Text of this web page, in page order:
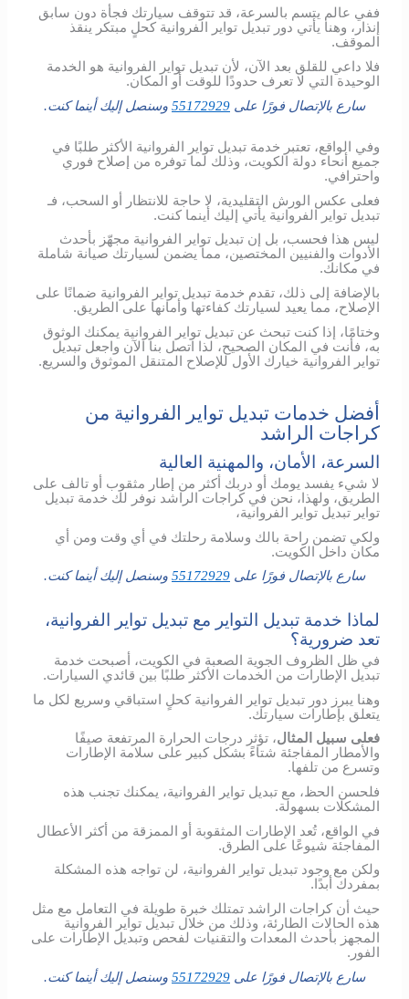
ففي عالم يتسم بالسرعة، قد تتوقف سيارتك فجأة دون سابق
إنذار، وهنا يأتي دور تبديل تواير الفروانية كحلٍ مبتكر ينقذ
الموقف.
فلا داعي للقلق بعد الآن، لأن تبديل تواير الفروانية هو الخدمة
الوحيدة التي لا تعرف حدودًا للوقت أو المكان.
سارع بالإتصال فورًا على 55172929 وسنصل إليك أينما كنت.
وفي الواقع، تعتبر خدمة تبديل تواير الفروانية الأكثر طلبًا في
جميع أنحاء دولة الكويت، وذلك لما توفره من إصلاح فوري
واحترافي.
فعلى عكس الورش التقليدية، لا حاجة للانتظار أو السحب، فـ
تبديل تواير الفروانية يأتي إليك أينما كنت.
ليس هذا فحسب، بل إن تبديل تواير الفروانية مجهّز بأحدث
الأدوات والفنيين المختصين، مما يضمن لسيارتك صيانة شاملة
في مكانك.
بالإضافة إلى ذلك، تقدم خدمة تبديل تواير الفروانية ضمانًا على
الإصلاح، مما يعيد لسيارتك كفاءتها وأمانها على الطريق.
وختامًا، إذا كنت تبحث عن تبديل تواير الفروانية يمكنك الوثوق
به، فأنت في المكان الصحيح، لذا اتصل بنا الآن واجعل تبديل
تواير الفروانية خيارك الأول للإصلاح المتنقل الموثوق والسريع.
أفضل خدمات تبديل تواير الفروانية من
كراجات الراشد
السرعة، الأمان، والمهنية العالية
لا شيء يفسد يومك أو دربك أكثر من إطار مثقوب أو تالف على
الطريق، ولهذا، نحن في كراجات الراشد نوفر لك خدمة تبديل
تواير تبديل تواير الفروانية،
ولكي تضمن راحة بالك وسلامة رحلتك في أي وقت ومن أي
مكان داخل الكويت.
سارع بالإتصال فورًا على 55172929 وسنصل إليك أينما كنت.
لماذا خدمة تبديل التواير مع تبديل تواير الفروانية،
تعد ضرورية؟
في ظل الظروف الجوية الصعبة في الكويت، أصبحت خدمة
تبديل الإطارات من الخدمات الأكثر طلبًا بين قائدي السيارات.
وهنا يبرز دور تبديل تواير الفروانية كحلٍ استباقي وسريع لكل ما
يتعلق بإطارات سيارتك.
فعلى سبيل المثال، تؤثر درجات الحرارة المرتفعة صيفًا
والأمطار المفاجئة شتاءً بشكل كبير على سلامة الإطارات
وتسرع من تلفها.
فلحسن الحظ، مع تبديل تواير الفروانية، يمكنك تجنب هذه
المشكلات بسهولة.
في الواقع، تُعد الإطارات المثقوبة أو الممزقة من أكثر الأعطال
المفاجئة شيوعًا على الطرق.
ولكن مع وجود تبديل تواير الفروانية، لن تواجه هذه المشكلة
بمفردك أبدًا.
حيث أن كراجات الراشد تمتلك خبرة طويلة في التعامل مع مثل
هذه الحالات الطارئة، وذلك من خلال تبديل تواير الفروانية
المجهز بأحدث المعدات والتقنيات لفحص وتبديل الإطارات على
الفور.
سارع بالإتصال فورًا على 55172929 وسنصل إليك أينما كنت.